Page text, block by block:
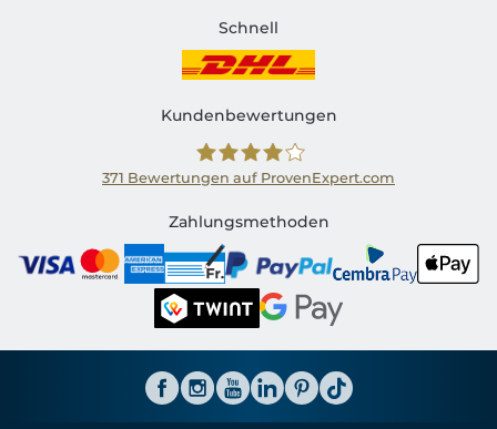
Schnell
Kundenbewertungen
Shirtinator CH
371 Bewertungen auf ProvenExpert.com
Zahlungsmethoden